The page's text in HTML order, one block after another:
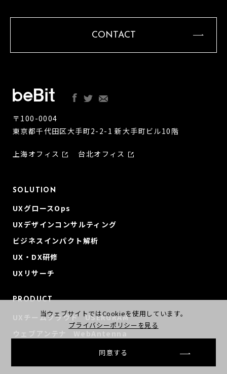
CONTACT
〒100-0004
東京都千代田区大手町2-2-1 新大手町ビル10階
上海オフィス 台北オフィス
SOLUTION
UXグロースOps
UXデザインコンサルティング
ビジネスインパクト解析
UX・DX研修
UXリサーチ
PRODUCT
UXチームクラウド USERGRAM
ウェブアンテナ WebAntenna
当ウェブサイトではCookieを使用しています。
プライバシーポリシーを見る
同意する